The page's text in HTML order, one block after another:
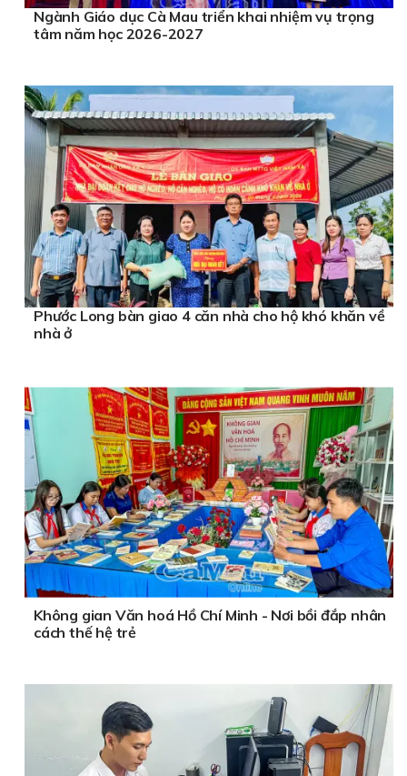
Ngành Giáo dục Cà Mau triển khai nhiệm vụ trọng
tâm năm học 2026-2027
Phước Long bàn giao 4 căn nhà cho hộ khó khăn về
nhà ở
Không gian Văn hoá Hồ Chí Minh - Nơi bồi đắp nhân
cách thế hệ trẻ